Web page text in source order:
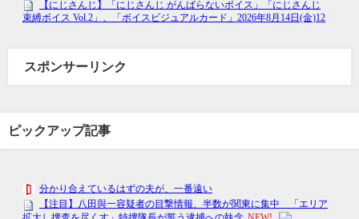
スポンサーリンク
ピックアップ記事